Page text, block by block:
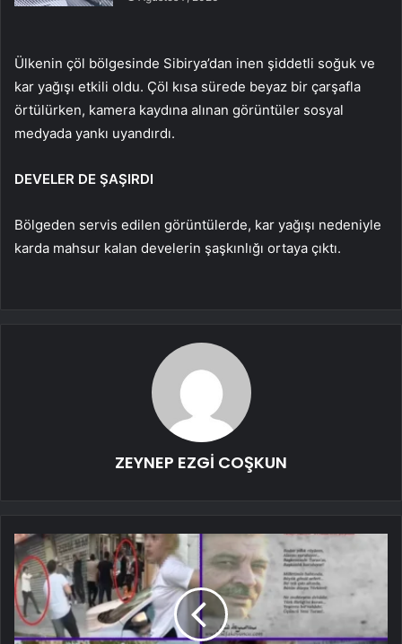
Ülkenin çöl bölgesinde Sibirya’dan inen şiddetli soğuk ve
kar yağışı etkili oldu. Çöl kısa sürede beyaz bir çarşafla
örtülürken, kamera kaydına alınan görüntüler sosyal
medyada yankı uyandırdı.
DEVELER DE ŞAŞIRDI
Bölgeden servis edilen görüntülerde, kar yağışı nedeniyle
karda mahsur kalan develerin şaşkınlığı ortaya çıktı.
ZEYNEP EZGİ COŞKUN